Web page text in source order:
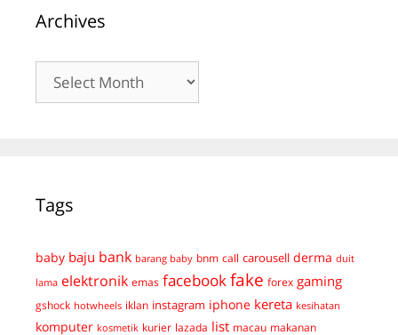
Archives
Archives
Tags
baby baju bank barang baby bnm call carousell derma duit
lama elektronik emas facebookfake forex gaming
gshock hotwheels iklan instagram iphone kereta kesihatan
komputer kosmetik kurier lazada list macau makanan